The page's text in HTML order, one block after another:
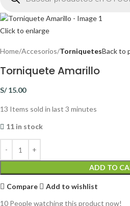
Click to enlarge
Home Accesorios TorniquetesBack to
Torniquete Amarillo
S/15.00
13 Items sold in last 3 minutes
11 in stock
ADD TO
Compare
Add to wishlist
10 People watching this product now!